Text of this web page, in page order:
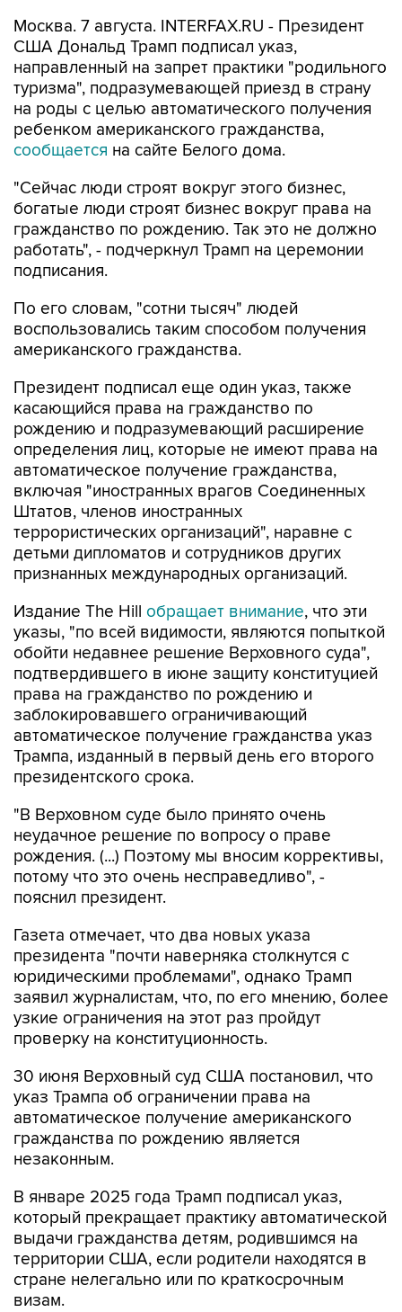
Москва. 7 августа. INTERFAX.RU - Президент
США Дональд Трамп подписал указ,
направленный на запрет практики "родильного
туризма", подразумевающей приезд в страну
на роды с целью автоматического получения
ребенком американского гражданства,
сообщается на сайте Белого дома.
"Сейчас люди строят вокруг этого бизнес,
богатые люди строят бизнес вокруг права на
гражданство по рождению. Так это не должно
работать", - подчеркнул Трамп на церемонии
подписания.
По его словам, "сотни тысяч" людей
воспользовались таким способом получения
американского гражданства.
Президент подписал еще один указ, также
касающийся права на гражданство по
рождению и подразумевающий расширение
определения лиц, которые не имеют права на
автоматическое получение гражданства,
включая "иностранных врагов Соединенных
Штатов, членов иностранных
террористических организаций", наравне с
детьми дипломатов и сотрудников других
признанных международных организаций.
Издание The Hill обращает внимание, что эти
указы, "по всей видимости, являются попыткой
обойти недавнее решение Верховного суда",
подтвердившего в июне защиту конституцией
права на гражданство по рождению и
заблокировавшего ограничивающий
автоматическое получение гражданства указ
Трампа, изданный в первый день его второго
президентского срока.
"В Верховном суде было принято очень
неудачное решение по вопросу о праве
рождения. (...) Поэтому мы вносим коррективы,
потому что это очень несправедливо", -
пояснил президент.
Газета отмечает, что два новых указа
президента "почти наверняка столкнутся с
юридическими проблемами", однако Трамп
заявил журналистам, что, по его мнению, более
узкие ограничения на этот раз пройдут
проверку на конституционность.
30 июня Верховный суд США постановил, что
указ Трампа об ограничении права на
автоматическое получение американского
гражданства по рождению является
незаконным.
В январе 2025 года Трамп подписал указ,
который прекращает практику автоматической
выдачи гражданства детям, родившимся на
территории США, если родители находятся в
стране нелегально или по краткосрочным
визам.